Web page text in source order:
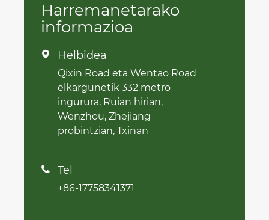
Harremanetarako
informazioa
 Helbidea
Qixin Road eta Wentao Road
elkargunetik 332 metro
ingurura, Ruian hirian,
Wenzhou, Zhejiang
probintzian, Txinan
 Tel
+86-17758341371